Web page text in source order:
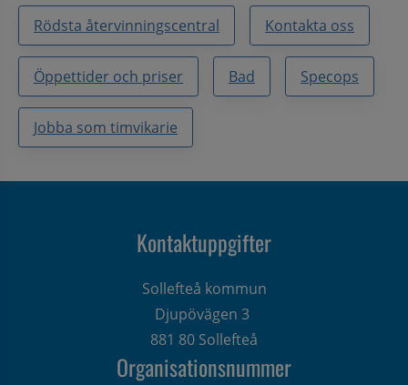
Rödsta återvinningscentral Kontakta oss
Öppettider och priser Bad Specops
Jobba som timvikarie
Kontaktuppgifter
Sollefteå kommun
Djupövägen 3
881 80 Sollefteå
Organisationsnummer